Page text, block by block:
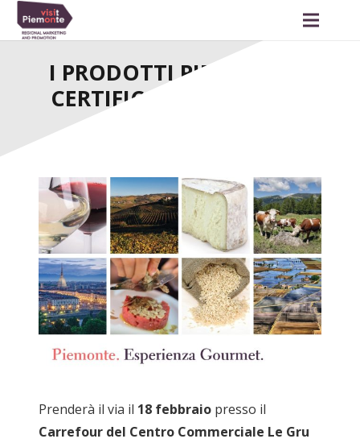
I PRODOTTI PIEMONTESI
CERTIFICATI NELLA GDO
Prenderà il via il 18 febbraio presso il
Carrefour del Centro Commerciale Le Gru